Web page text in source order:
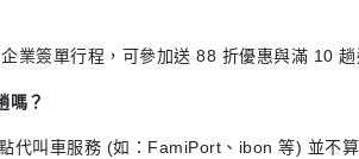
業簽單行程，可參加送 88 折優惠與滿 10 趟
嗎？
叫車服務 (如：FamiPort、ibon 等) 並不